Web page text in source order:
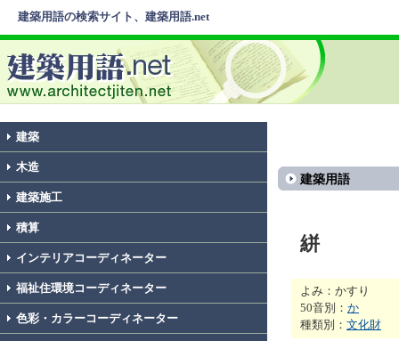
建築用語の検索サイト、建築用語.net
建築
木造
建築施工
積算
インテリアコーディネーター
福祉住環境コーディネーター
色彩・カラーコーディネーター
建築用語
絣
よみ：かすり
50音別： か
種類別： 文化財